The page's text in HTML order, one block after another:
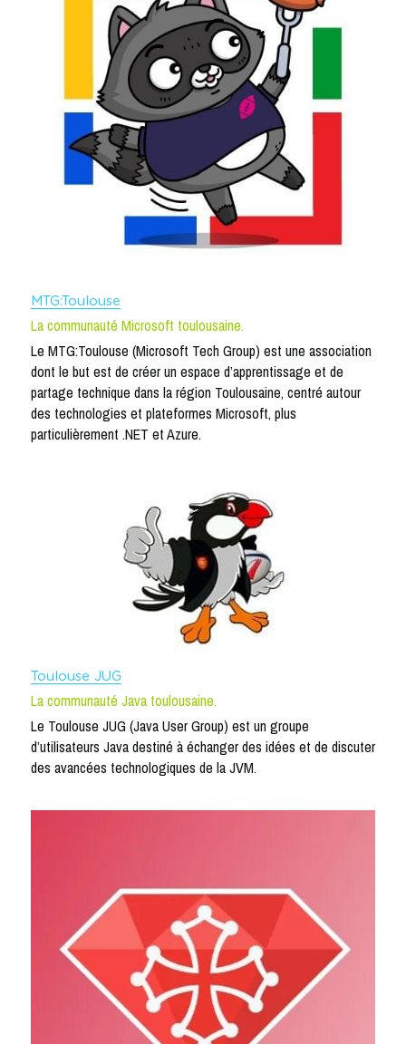
MTG:Toulouse
La communauté Microsoft toulousaine.
Le MTG:Toulouse (Microsoft Tech Group) est une association
dont le but est de créer un espace d’apprentissage et de
partage technique dans la région Toulousaine, centré autour
des technologies et plateformes Microsoft, plus
particulièrement .NET et Azure.
Toulouse JUG
La communauté Java toulousaine.
Le Toulouse JUG (Java User Group) est un groupe
d’utilisateurs Java destiné à échanger des idées et de discuter
des avancées technologiques de la JVM.